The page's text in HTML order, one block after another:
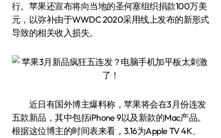
行。苹果还宣布将向当地的圣何塞组织捐款100万美
元，以弥补由于WWDC 2020采用线上发布的新形式
导致的相关收入损失。
近日有国外博主爆料称，苹果将会在3月份连发
五款新品，其中包括iPhone 9以及新款的Mac产品。
根据这位博主的时间表来看，3.16为Apple TV 4K、